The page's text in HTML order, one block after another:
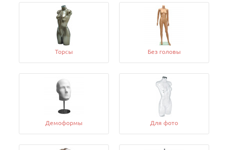
Торсы Без головы
Демоформы Для фото